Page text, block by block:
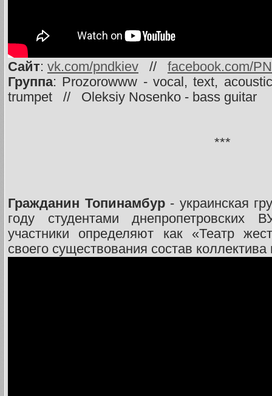
Сайт: vk.com/pndkiev // facebook.com/
Группа: Prozorowww - vocal, text,
trumpet // Oleksiy Nosenko - bass guitar
***
Гражданин Топинамбур- украинская
году студентами
участники определяют как «Театр
своего существования состав